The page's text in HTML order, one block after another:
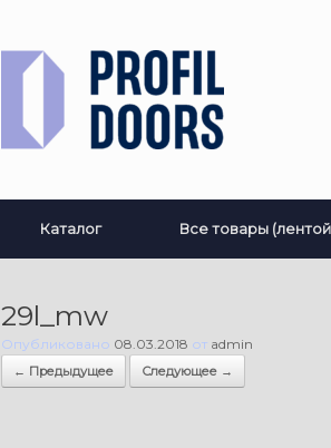
Каталог Все товары
29l_mw
Опубликовано 08.03.2018 от admin
← Предыдущее Следующее →